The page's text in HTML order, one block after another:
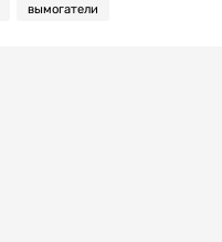
вымогатели